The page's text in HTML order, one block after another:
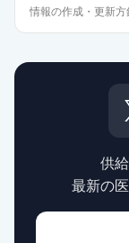
情報の作成・更新方
供
最新の